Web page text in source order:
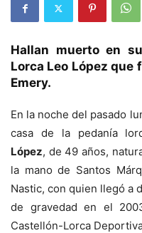
Hallan muerto en
Lorca Leo López que
Emery.
En la noche del pasado
casa de la pedanía
López, de 49 años,
la mano de Santos
Nastic, con quien llegó a
de gravedad en el
Castellón-Lorca